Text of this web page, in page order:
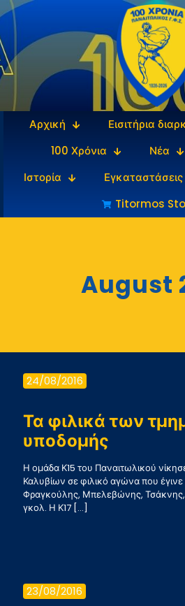
Αρχική
Εισιτήρια
100 Χρόνια
Νέα
Ιστορία
Εγκαταστάσεις
Titormos
August
24/08/2016
Τα φιλικά των
υποδομής
Η ομάδα Κ15 του Παναιτωλικού
Καλυβίων σε φιλικό αγώνα που
Φραγκούλης, Μπελεβώνης, Τσάκνης,
γκολ. Η Κ17 […]
23/08/2016